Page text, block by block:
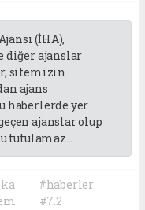
(İHA),
diğer ajanslar
sitemizin
ajans
haberlerde yer
ajanslar olup
tutulamaz...
#haberler
#7.2